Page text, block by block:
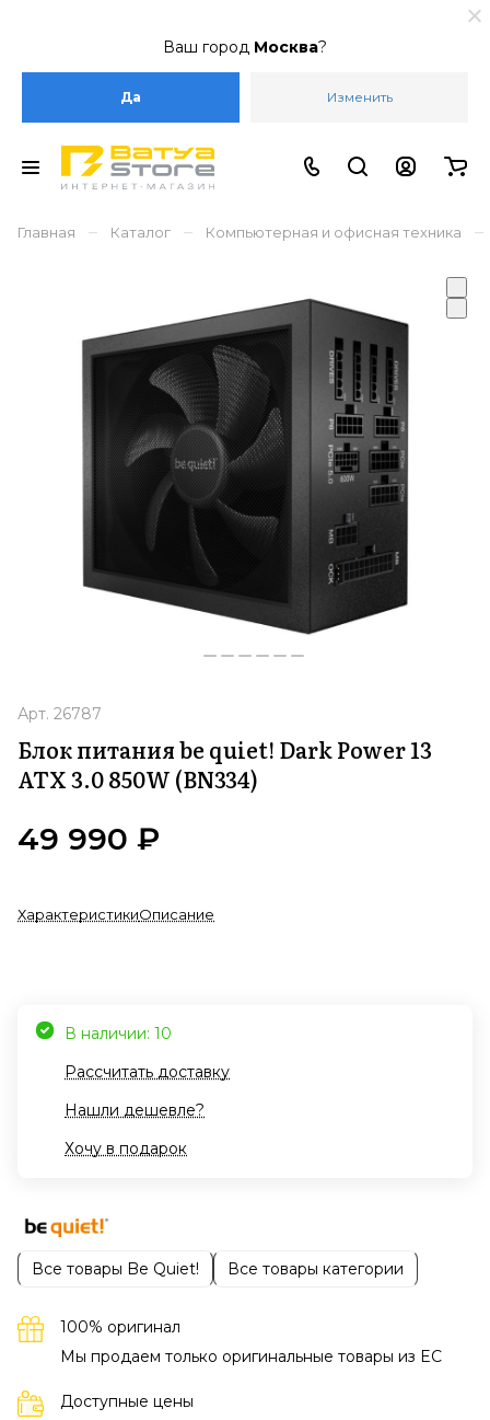
Ваш город Москва?
Да Изменить
Главная – Каталог – Компьютерная и офисная техника –
Арт. 26787
Блок питания be quiet! Dark Power 13
ATX 3.0 850W (BN334)
49 990 ₽
ХарактеристикиОписание
В наличии: 10
Рассчитать доставку
Нашли дешевле?
Хочу в подарок
Все товары Be Quiet! Все товары категории
100% оригинал
Мы продаем только оригинальные товары из EC
Доступные цены